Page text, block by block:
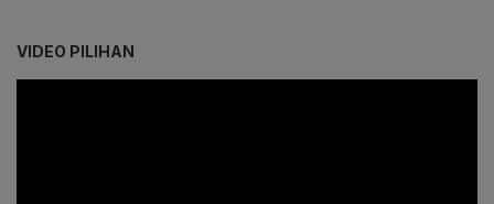
VIDEO PILIHAN